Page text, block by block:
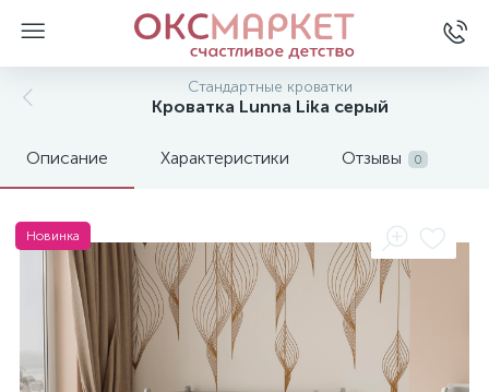
Стандартные кроватки
Кроватка Lunna Lika серый
Описание Характеристики Отзывы 0
Новинка